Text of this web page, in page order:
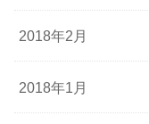
2018年2月
2018年1月